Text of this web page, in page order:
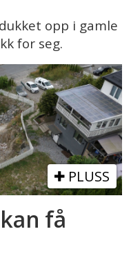
opp i gamle
for seg.
PLUSS
få